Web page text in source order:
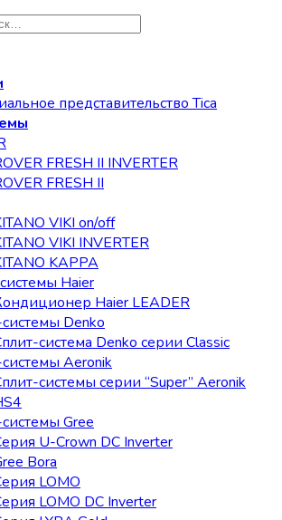
представительство Tica
FRESH II INVERTER
FRESH II
VIKI on/off
VIKI INVERTER
KAPPA
Haier
Haier LEADER
Denko
система Denko серии Classic
Aeronik
системы серии “Super” Aeronik
Gree
U-Crown DC Inverter
Bora
LOMO
LOMO DC Inverter